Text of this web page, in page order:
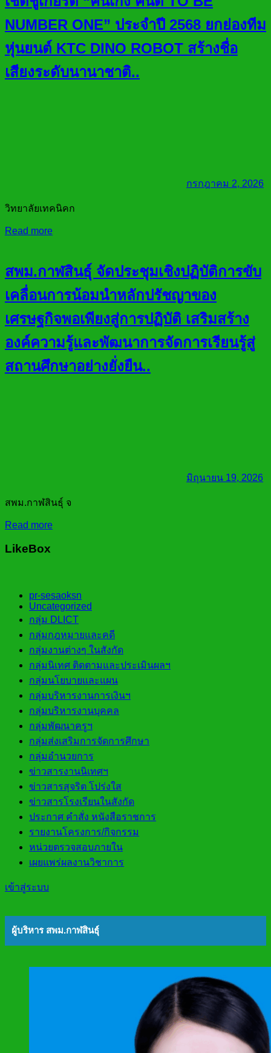
NUMBER ONE” ประจำปี 2568 ยกย่องทีม
หุ่นยนต์ KTC DINO ROBOT สร้างชื่อ
เสียงระดับนานาชาติ..
กรกฎาคม 2, 2026
วิทยาลัยเทคนิคก
Read more
สพม.กาฬสินธุ์ จัดประชุมเชิงปฏิบัติการขับ
เคลื่อนการน้อมนำหลักปรัชญาของ
เศรษฐกิจพอเพียงสู่การปฏิบัติ เสริมสร้าง
องค์ความรู้และพัฒนาการจัดการเรียนรู้สู่
สถานศึกษาอย่างยั่งยืน..
มิถุนายน 19, 2026
สพม.กาฬสินธุ์ จ
Read more
LikeBox
pr-sesaoksn
Uncategorized
กลุ่ม DLICT
กลุ่มกฎหมายและคดี
กลุ่มงานต่างๆ ในสังกัด
กลุ่มนิเทศ ติดตามและประเมินผลฯ
กลุ่มนโยบายและแผน
กลุ่มบริหารงานการเงินฯ
กลุ่มบริหารงานบุคคล
กลุ่มพัฒนาครูฯ
กลุ่มส่งเสริมการจัดการศึกษา
กลุ่มอำนวยการ
ข่าวสารงานนิเทศฯ
ข่าวสารสุจริต โปร่งใส
ข่าวสารโรงเรียนในสังกัด
ประกาศ คำสั่ง หนังสือราชการ
รายงานโครงการ/กิจกรรม
หน่วยตรวจสอบภายใน
เผยแพร่ผลงานวิชาการ
เข้าสู่ระบบ
ผู้บริหาร สพม.กาฬสินธุ์